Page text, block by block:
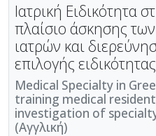
Ιατρική Ειδικότητα
πλαίσιο άσκησης
ιατρών και
επιλογής ειδικότητας
Medical Specialty in
training medical
investigation of
(Αγγλική)